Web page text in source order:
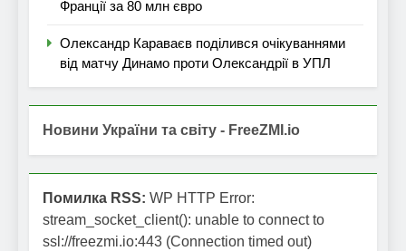
Франції за 80 млн євро
Олександр Караваєв поділився очікуваннями
від матчу Динамо проти Олександрії в УПЛ
Новини України та світу - FreeZMI.io
Помилка RSS: WP HTTP Error:
stream_socket_client(): unable to connect to
ssl://freezmi.io:443 (Connection timed out)